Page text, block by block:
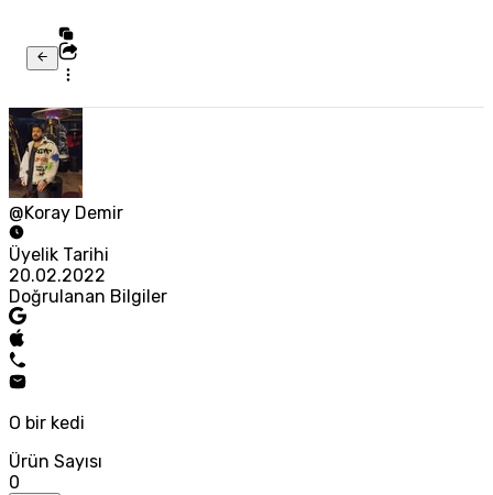
@Koray Demir
Üyelik Tarihi
20.02.2022
Doğrulanan Bilgiler
O bir kedi
Ürün Sayısı
0